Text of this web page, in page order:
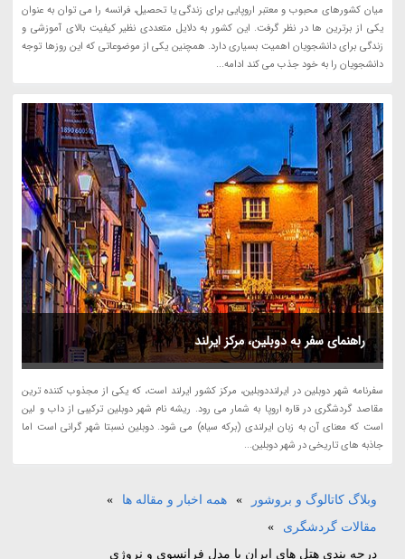
میان کشورهای محبوب و معتبر اروپایی برای زندگی یا تحصیل، فرانسه را می توان به عنوان
یکی از برترین ها در نظر گرفت. این کشور به دلایل متعددی نظیر کیفیت بالای آموزشی و
زندگی برای دانشجویان اهمیت بسیاری دارد. همچنین یکی از موضوعاتی که این روزها توجه
دانشجویان را به خود جذب می کند ادامه...
راهنمای سفر به دوبلین، مرکز ایرلند
سفرنامه شهر دوبلین در ایرلنددوبلین، مرکز کشور ایرلند است، که یکی از مجذوب کننده ترین
مقاصد گردشگری در قاره اروپا به شمار می رود. ریشه نام شهر دوبلین ترکیبی از داب و لین
است که معنای آن به زبان ایرلندی (برکه سیاه) می شود. دوبلین نسبتا شهر گرانی است اما
جاذبه های تاریخی در شهر دوبلین...
وبلاگ کاتالوگ و بروشور » همه اخبار و مقاله ها
»
مقالات گردشگری
»
درجه بندی هتل های ایران با مدل فرانسوی و نروژی